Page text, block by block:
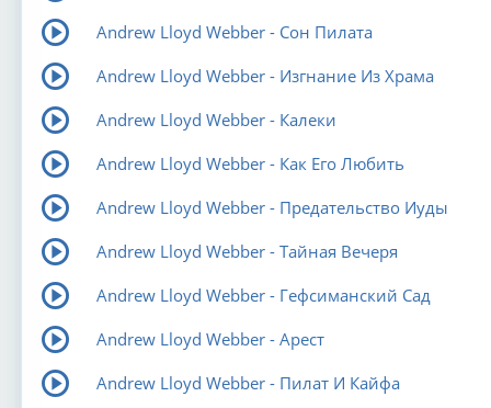
Andrew Lloyd Webber - Сон Пилата
Andrew Lloyd Webber - Изгнание Из Храма
Andrew Lloyd Webber - Калеки
Andrew Lloyd Webber - Как Его Любить
Andrew Lloyd Webber - Предательство Иуды
Andrew Lloyd Webber - Тайная Вечеря
Andrew Lloyd Webber - Гефсиманский Сад
Andrew Lloyd Webber - Арест
Andrew Lloyd Webber - Пилат И Кайфа